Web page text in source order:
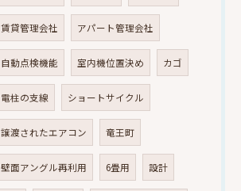
賃貸管理会社 アパート管理会社
自動点検機能 室内機位置決め カゴ
電柱の支線 ショートサイクル
譲渡されたエアコン 竜王町
壁面アングル再利用 6畳用 設計